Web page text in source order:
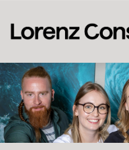
STELLENANGEBOTE
TEAM
BENEFITS